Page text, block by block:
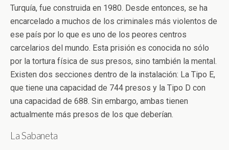
Turquía, fue construida en 1980. Desde entonces, se ha
encarcelado a muchos de los criminales más violentos de
ese país por lo que es uno de los peores centros
carcelarios del mundo. Esta prisión es conocida no sólo
por la tortura física de sus presos, sino también la mental.
Existen dos secciones dentro de la instalación: La Tipo E,
que tiene una capacidad de 744 presos y la Tipo D con
una capacidad de 688. Sin embargo, ambas tienen
actualmente más presos de los que deberían.
La Sabaneta